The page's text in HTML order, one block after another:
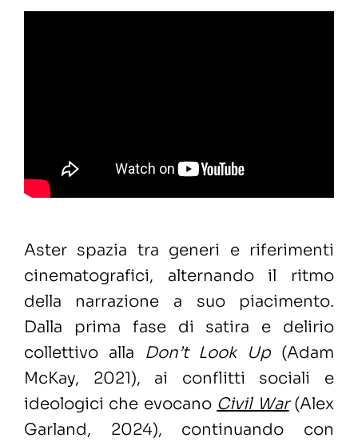
Aster spazia tra generi e riferimenti
cinematografici, alternando il ritmo
della narrazione a suo piacimento.
Dalla prima fase di satira e delirio
collettivo alla Don’t Look Up (Adam
McKay, 2021), ai conflitti sociali e
ideologici che evocano Civil War(Alex
Garland, 2024), continuando con